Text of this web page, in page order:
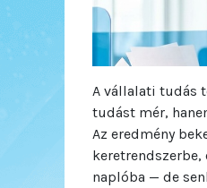
A vállalati tudás
tudást mér,
Az eredmény
naplóba — de